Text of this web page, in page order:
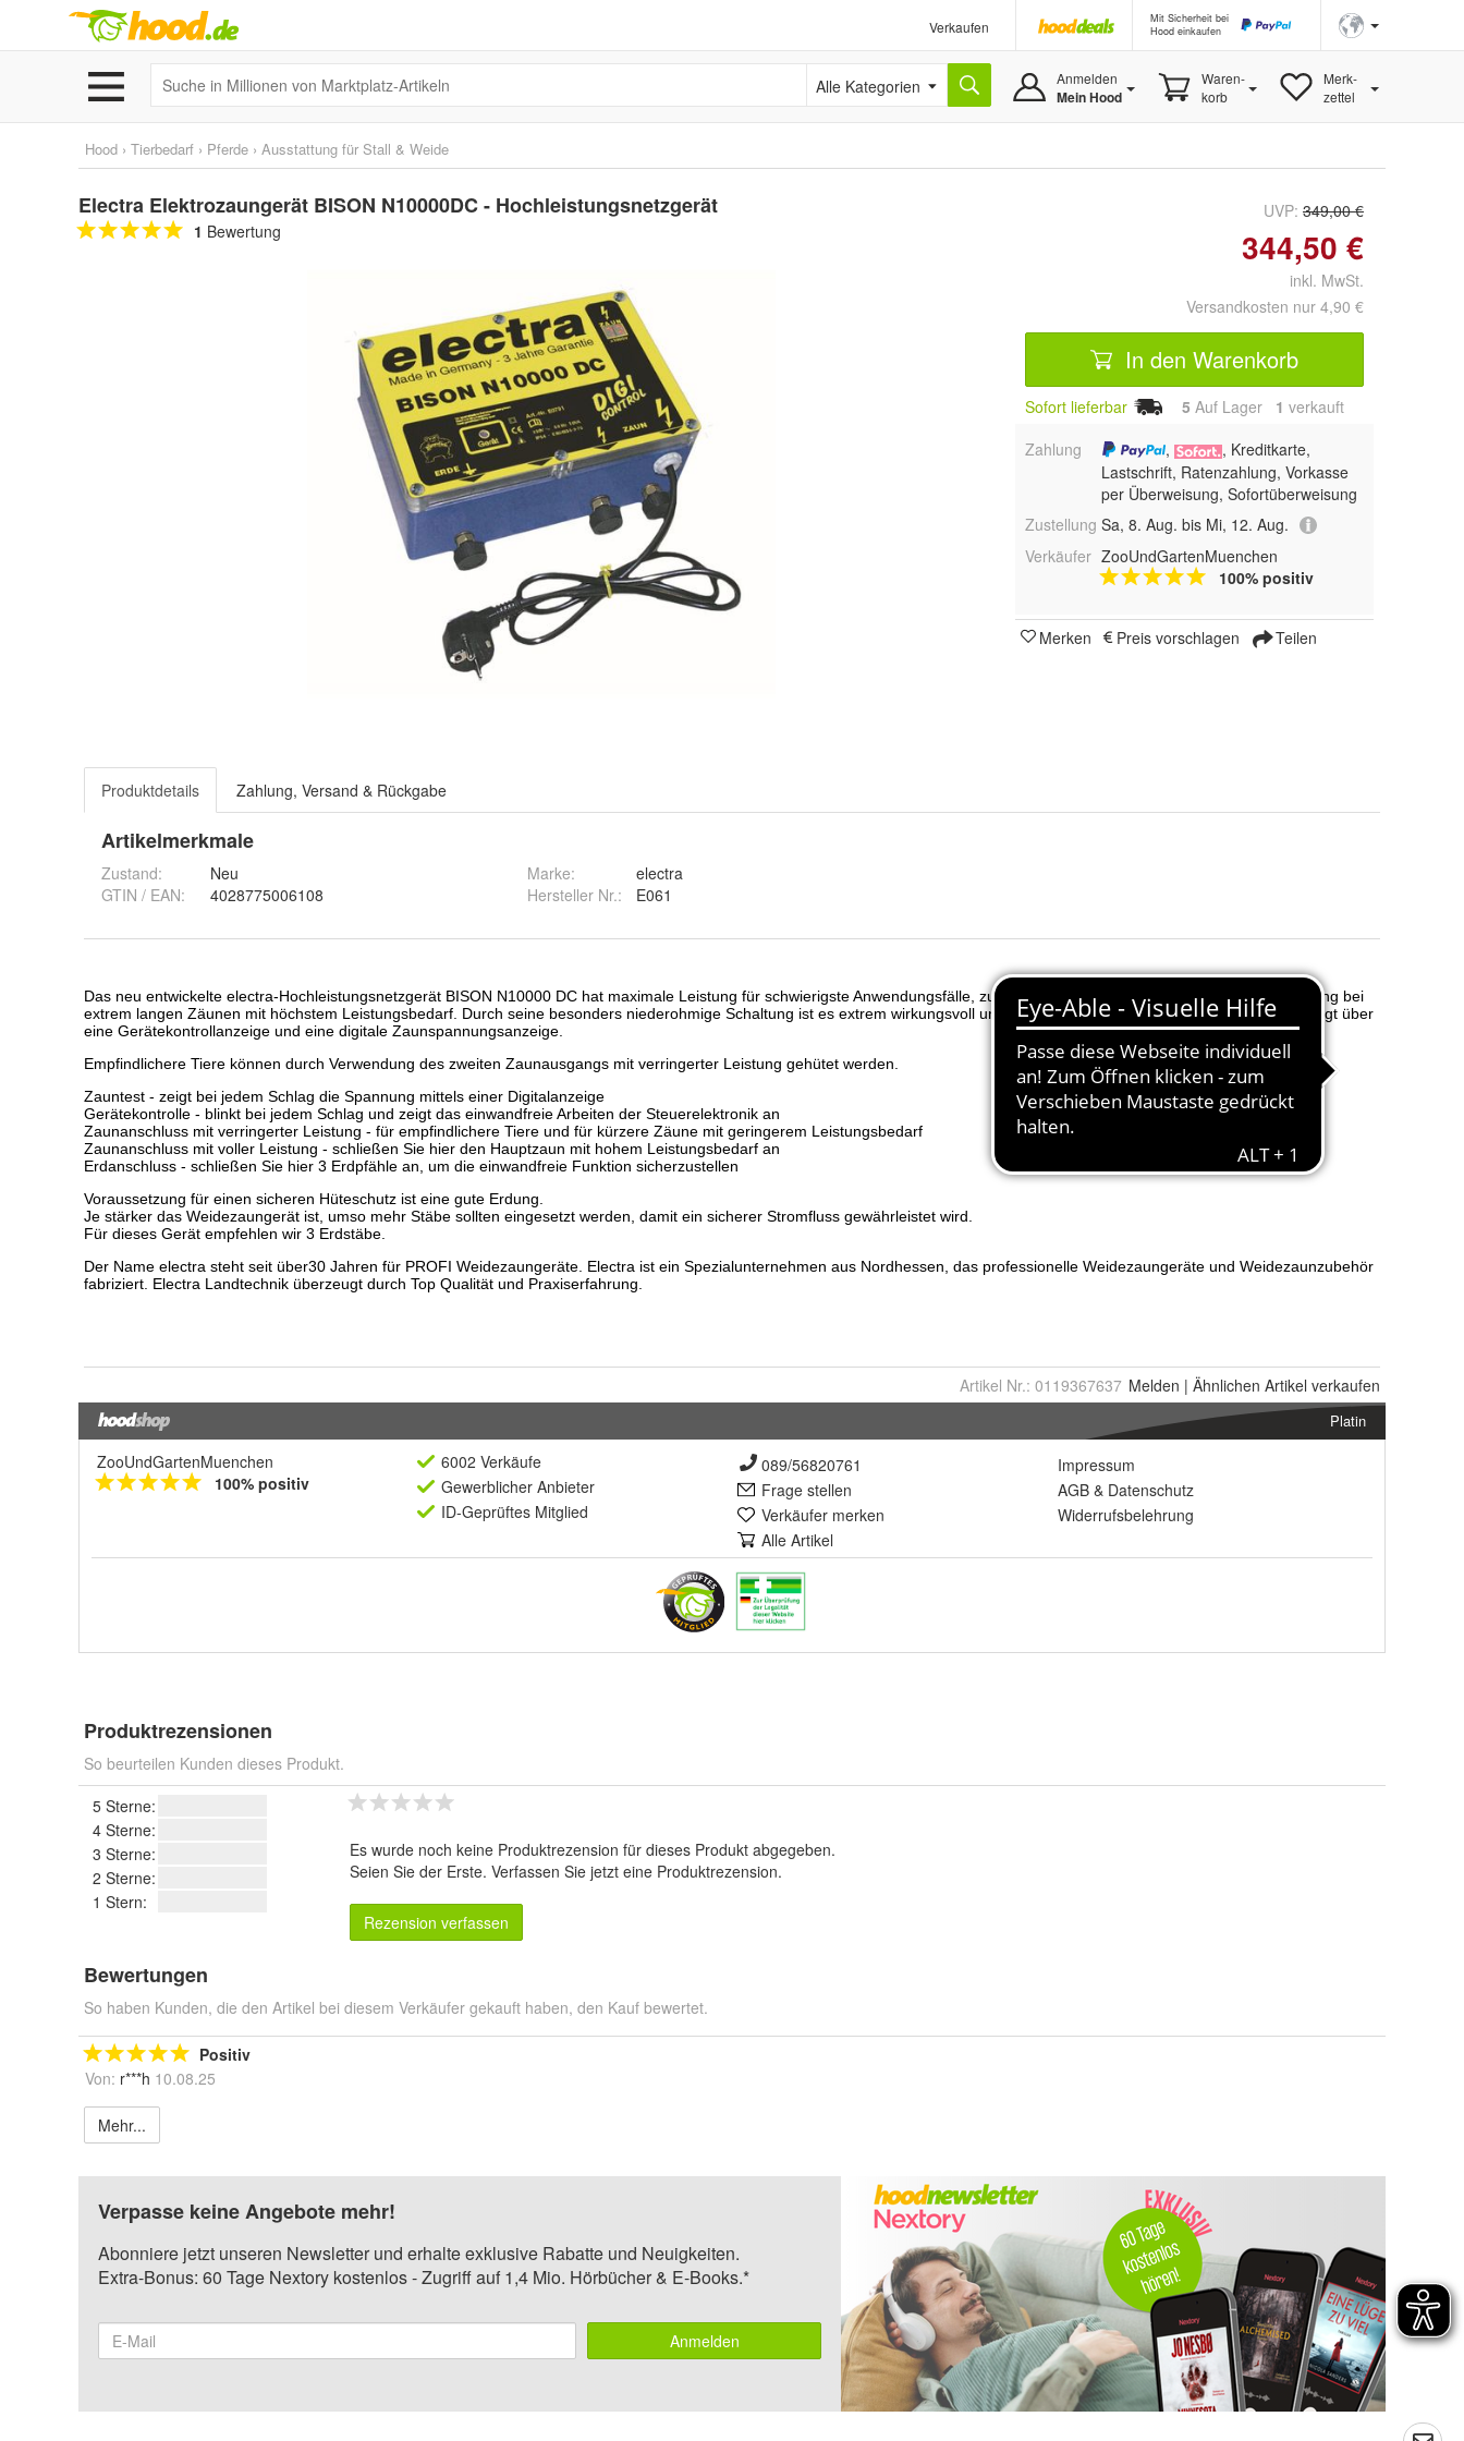
Verkaufen
Mit Sicherheit bei
Hood einkaufen
Alle Kategorien Anmelden
Mein Hood
Waren-
korb
Merk-
zettel
Hood › Tierbedarf › Pferde › Ausstattung für Stall & Weide
Electra Elektrozaungerät BISON N10000DC - Hochleistungsnetzgerät
1 Bewertung
UVP: 349,00 €
344,50 €
inkl. MwSt.
Versandkosten nur 4,90 €
In den Warenkorb
Sofort lieferbar 5 Auf Lager 1 verkauft
Zahlung
,
, Kreditkarte,
Lastschrift, Ratenzahlung, Vorkasse
per Überweisung, Sofortüberweisung
Zustellung Sa, 8. Aug. bis Mi, 12. Aug.
Verkäufer ZooUndGartenMuenchen
100% positiv
Merken Preis vorschlagen Teilen
Produktdetails Zahlung, Versand & Rückgabe
Artikelmerkmale
Zustand:
Neu
GTIN / EAN:
4028775006108
Marke:
electra
Hersteller Nr.:
E061
Artikel Nr.: 0119367637 Melden | Ähnlichen Artikel verkaufen
Platin
ZooUndGartenMuenchen
100% positiv
6002 Verkäufe
Gewerblicher Anbieter
ID-Geprüftes Mitglied
089/56820761
Frage stellen
Verkäufer merken
Alle Artikel
Impressum
AGB & Datenschutz
Widerrufsbelehrung
Produktrezensionen
So beurteilen Kunden dieses Produkt.
5 Sterne:
4 Sterne:
3 Sterne:
2 Sterne:
1 Stern:
Es wurde noch keine Produktrezension für dieses Produkt abgegeben.
Seien Sie der Erste. Verfassen Sie jetzt eine Produktrezension.
Rezension verfassen
Bewertungen
So haben Kunden, die den Artikel bei diesem Verkäufer gekauft haben, den Kauf bewertet.
Positiv
Von: r***h 10.08.25
Mehr...
Verpasse keine Angebote mehr!
Abonniere jetzt unseren Newsletter und erhalte exklusive Rabatte und Neuigkeiten.
Extra-Bonus: 60 Tage Nextory kostenlos - Zugriff auf 1,4 Mio. Hörbücher & E-Books.*
Anmelden